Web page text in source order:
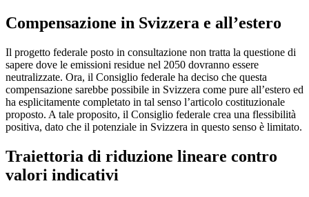
Compensazione in Svizzera e all’estero
Il progetto federale posto in consultazione non tratta la questione di
sapere dove le emissioni residue nel 2050 dovranno essere
neutralizzate. Ora, il Consiglio federale ha deciso che questa
compensazione sarebbe possibile in Svizzera come pure all’estero ed
ha esplicitamente completato in tal senso l’articolo costituzionale
proposto. A tale proposito, il Consiglio federale crea una flessibilità
positiva, dato che il potenziale in Svizzera in questo senso è limitato.
Traiettoria di riduzione lineare contro
valori indicativi